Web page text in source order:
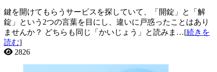
鍵を開けてもらうサービスを探していて、「開錠」と「解
錠」という2つの言葉を目にし、違いに戸惑ったことはあり
ませんか？ どちらも同じ「かいじょう」と読みま…[続きを
読む]
2826